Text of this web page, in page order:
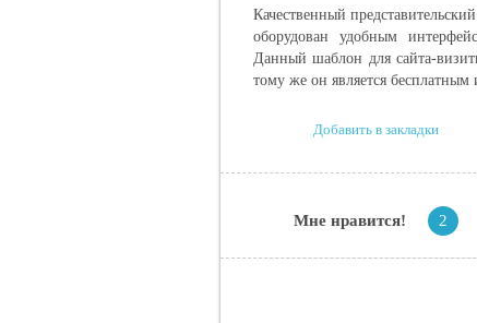
Качественный
оборудован удобным
Данный шаблон для сайта-
тому же он является бесплатным
Добавить в закладки
Мне нравится! 2